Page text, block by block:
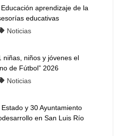
aprendizaje de la
educativas
Noticias
niñas, niños y jóvenes el
de Fútbol” 2026
Noticias
y 30 Ayuntamiento
en San Luis Río